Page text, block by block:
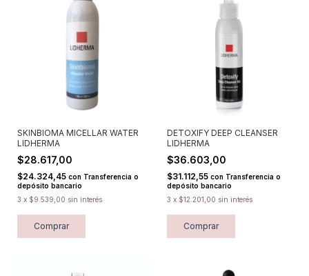
SKINBIOMA MICELLAR WATER
LIDHERMA
$28.617,00
$24.324,45 con Transferencia o
depósito bancario
3 x $9.539,00 sin interés
Comprar
DETOXIFY DEEP CLEANSER
LIDHERMA
$36.603,00
$31.112,55 con Transferencia o
depósito bancario
3 x $12.201,00 sin interés
Comprar